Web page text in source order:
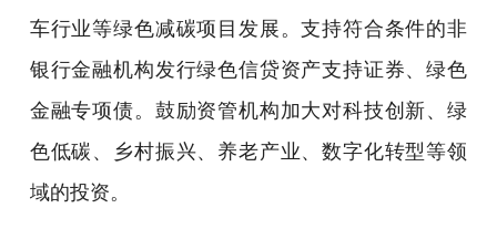
车行业等绿色减碳项目发展。支持符合条件的非
银行金融机构发行绿色信贷资产支持证券、绿色
金融专项债。鼓励资管机构加大对科技创新、绿
色低碳、乡村振兴、养老产业、数字化转型等领
域的投资。